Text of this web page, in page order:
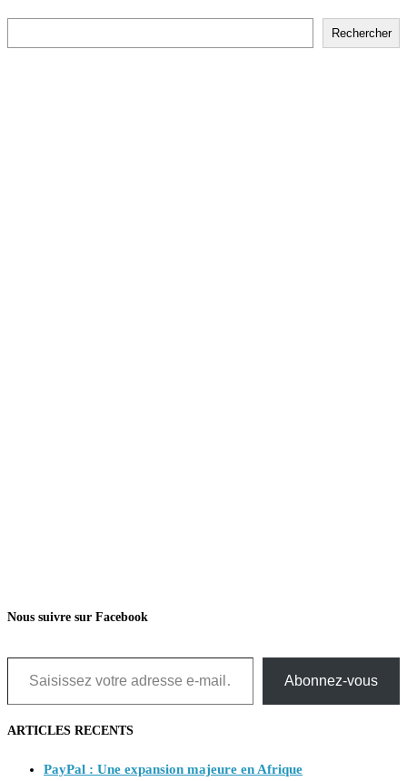
Rechercher
Rechercher
Nous suivre sur Facebook
Saisissez votre adresse e-mail…
Abonnez-vous
ARTICLES RECENTS
PayPal : Une expansion majeure en Afrique